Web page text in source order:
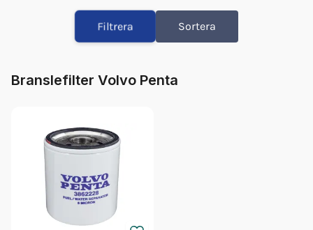
Olja Volvo 5w/40 1l 23211287
Olja Volvo 5w/40 5l 23211288
Bränslefilter Vp 3862228
Filtrera Sortera
Branslefilter Volvo Penta